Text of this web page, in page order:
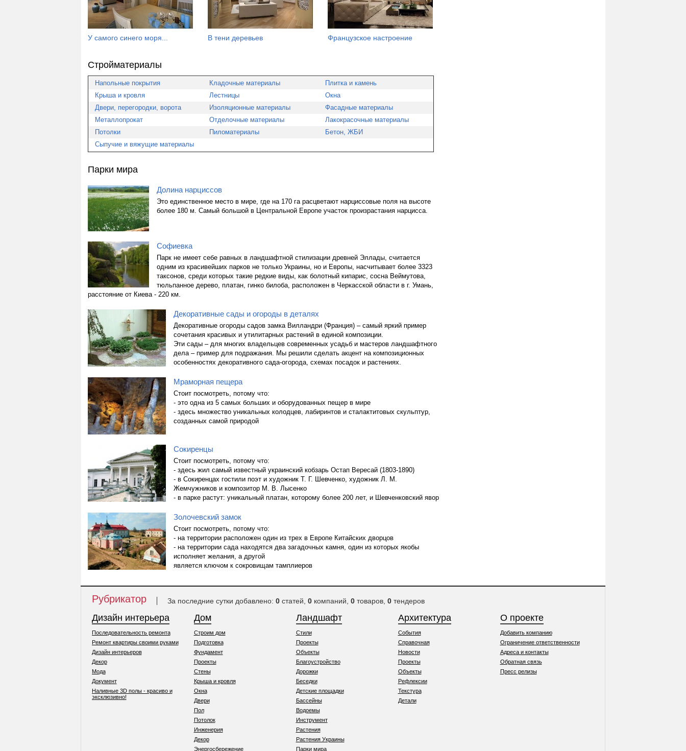
У самого синего моря... В тени деревьев Французское настроение
Стройматериалы
Напольные покрытия Кладочные материалы
Плитка и камень
Крыша и кровля
Лестницы
Окна
Двери, перегородки, ворота
Изоляционные материалы
Фасадные материалы
Металлопрокат
Отделочные материалы
Лакокрасочные материалы
Потолки
Пиломатериалы
Бетон, ЖБИ
Сыпучие и вяжущие материалы
Парки мира
Долина нарцисcов
Это единственное место в мире, где на 170 га расцветают нарциссовые поля на высоте
более 180 м. Самый большой в Центральной Европе участок произрастания нарцисса.
Софиевка
Парк не имеет себе равных в ландшафтной стилизации древней Эллады, считается
одним из красивейших парков не только Украины, но и Европы, насчитывает более 3323
таксонов, среди которых такие редкие виды, как болотный кипарис, сосна Веймутова,
тюльпанное дерево, платан, гинко билоба, расположен в Черкасской области в г. Умань,
расстояние от Киева - 220 км.
Декоративные сады и огороды в деталях
Декоративные огороды садов замка Вилландри (Франция) – самый яркий пример
сочетания красивых и утилитарных растений в единой композиции.
Эти сады – для многих владельцев современных усадьб и мастеров ландшафтного
дела – пример для подражания. Мы решили сделать акцент на композиционных
особенностях декоративного сада-огорода, схемах посадок и растениях.
Мраморная пещера
Стоит посмотреть, потому что:
- это одна из 5 самых больших и оборудованных пещер в мире
- здесь множество уникальных колодцев, лабиринтов и сталактитовых скульптур,
созданных самой природой
Сокиренцы
Стоит посмотреть, потому что:
- здесь жил самый известный украинский кобзарь Остап Вересай (1803-1890)
- в Сокиренцах гостили поэт и художник Т. Г. Шевченко, художник Л. М.
Жемчужников и композитор М. В. Лысенко
- в парке растут: уникальный платан, которому более 200 лет, и Шевченковский явор
Золочевский замок
Стоит посмотреть, потому что:
- на территории расположен один из трех в Европе Китайских дворцов
- на территории сада находятся два загадочных камня, один из которых якобы
исполняет желания, а другой
является ключом к сокровищам тамплиеров
Рубрикатор За последние сутки добавлено: 0статей, 0компаний, 0товаров, 0тендеров
Дизайн интерьера
Последовательность ремонта
Ремонт квартиры своими руками
Дизайн интерьеров
Декор
Мода
Документ
Наливные 3D полы - красиво и
эксклюзивно!
Дом
Строим дом
Подготовка
Фундамент
Проекты
Стены
Крыша и кровля
Окна
Двери
Пол
Потолок
Инженерия
Декор
Энергосбережение
Ландшафт
Стили
Проекты
Объекты
Благоустройство
Дорожки
Беседки
Детские площадки
Бассейны
Водоемы
Инструмент
Растения
Растения Украины
Парки мира
Архитектура
События
Справочная
Новости
Проекты
Объекты
Рефлексии
Текстура
Детали
О проекте
Добавить компанию
Ограничение ответственности
Адреса и контакты
Обратная связь
Пресс релизы